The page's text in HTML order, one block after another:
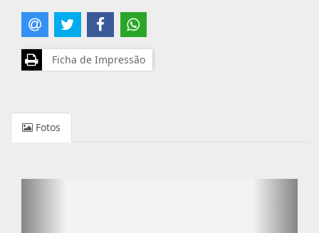
Ficha de Impressão
Fotos